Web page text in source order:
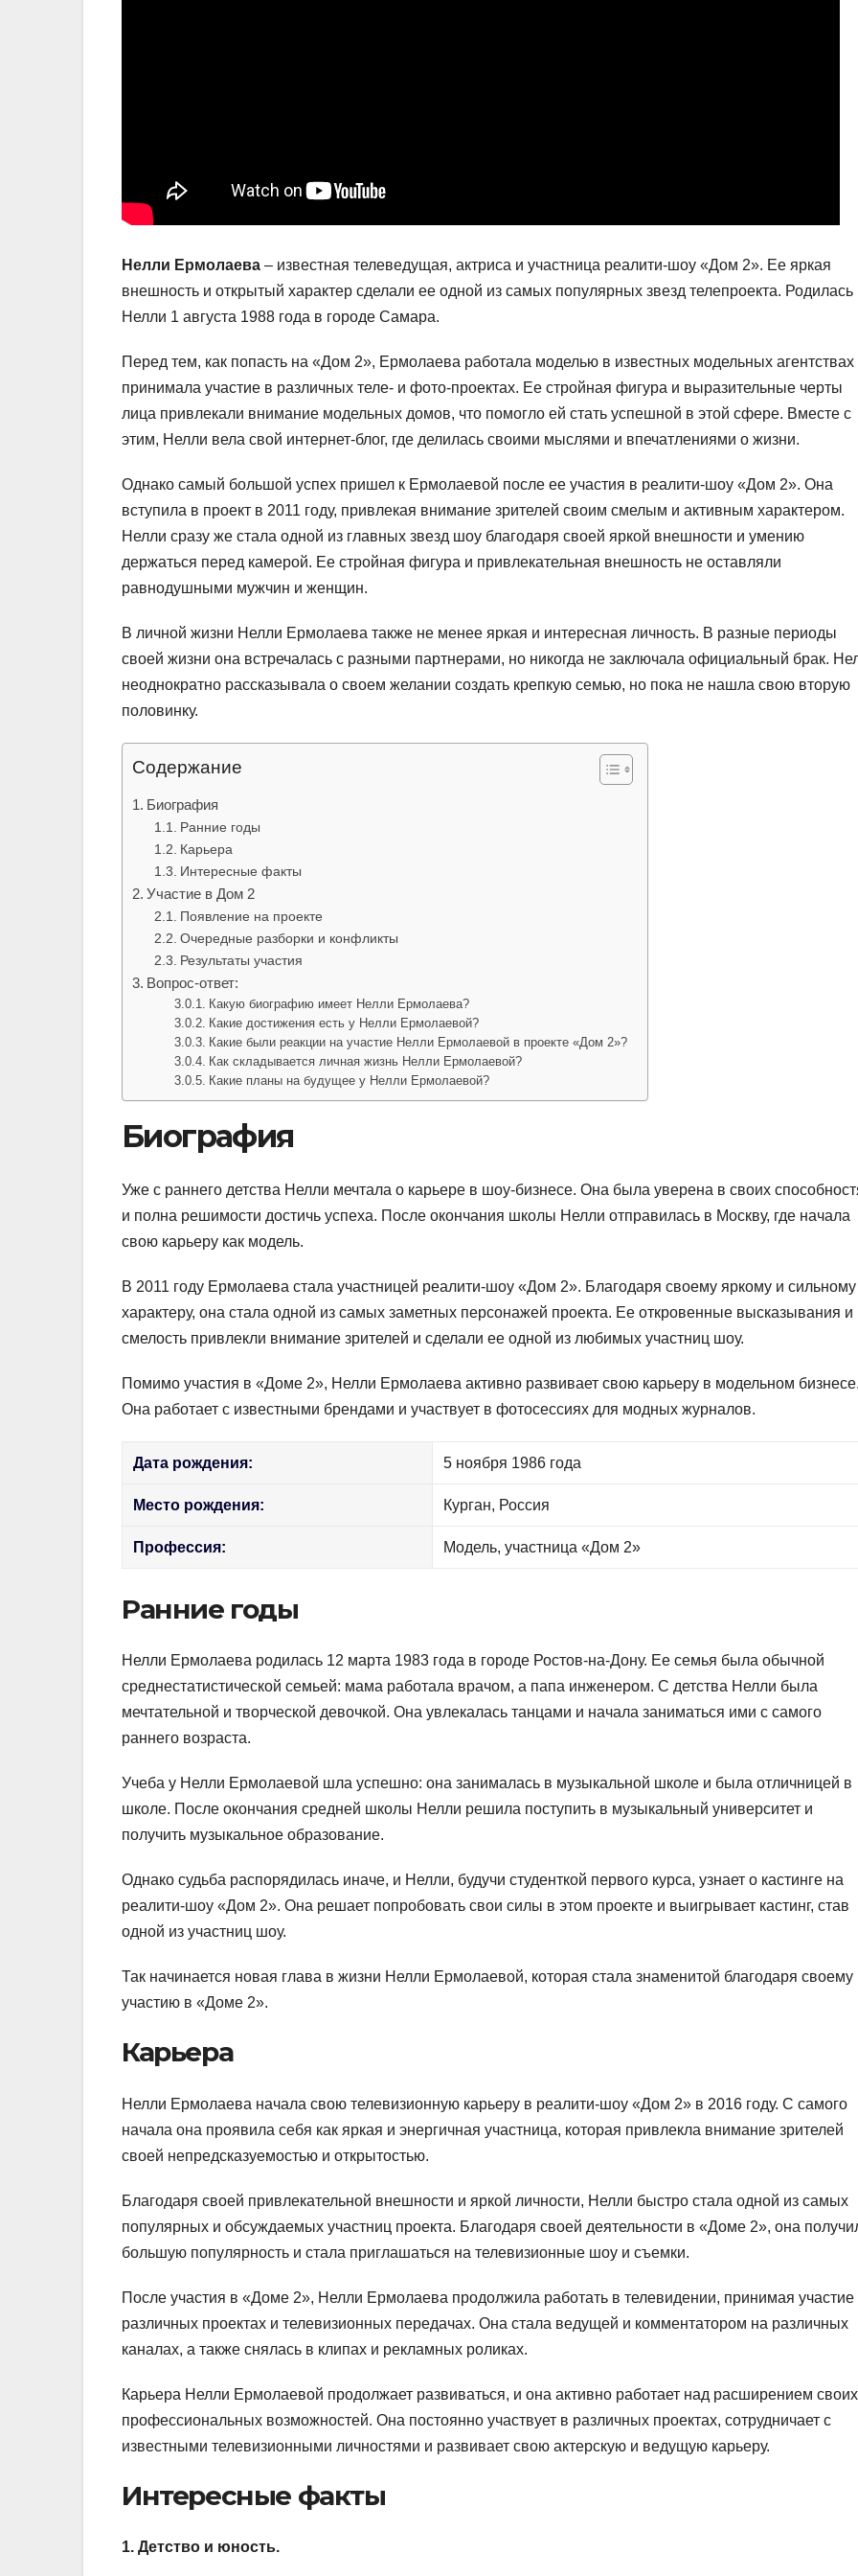
Нелли Ермолаева – известная телеведущая, актриса и участница реалити-шоу «Дом 2». Ее яркая
внешность и открытый характер сделали ее одной из самых популярных звезд телепроекта. Родилась
Нелли 1 августа 1988 года в городе Самара.
Перед тем, как попасть на «Дом 2», Ермолаева работала моделью в известных модельных агентствах
принимала участие в различных теле- и фото-проектах. Ее стройная фигура и выразительные черты
лица привлекали внимание модельных домов, что помогло ей стать успешной в этой сфере. Вместе с
этим, Нелли вела свой интернет-блог, где делилась своими мыслями и впечатлениями о жизни.
Однако самый большой успех пришел к Ермолаевой после ее участия в реалити-шоу «Дом 2». Она
вступила в проект в 2011 году, привлекая внимание зрителей своим смелым и активным характером.
Нелли сразу же стала одной из главных звезд шоу благодаря своей яркой внешности и умению
держаться перед камерой. Ее стройная фигура и привлекательная внешность не оставляли
равнодушными мужчин и женщин.
В личной жизни Нелли Ермолаева также не менее яркая и интересная личность. В разные периоды
своей жизни она встречалась с разными партнерами, но никогда не заключала официальный брак.
неоднократно рассказывала о своем желании создать крепкую семью, но пока не нашла свою вторую
половинку.
Содержание
Биография
Ранние годы
Карьера
Интересные факты
Участие в Дом 2
Появление на проекте
Очередные разборки и конфликты
Результаты участия
Вопрос-ответ:
Какую биографию имеет Нелли Ермолаева?
Какие достижения есть у Нелли Ермолаевой?
Какие были реакции на участие Нелли Ермолаевой в проекте «Дом 2»?
Как складывается личная жизнь Нелли Ермолаевой?
Какие планы на будущее у Нелли Ермолаевой?
Биография
Уже с раннего детства Нелли мечтала о карьере в шоу-бизнесе. Она была уверена в своих
и полна решимости достичь успеха. После окончания школы Нелли отправилась в Москву, где начала
свою карьеру как модель.
В 2011 году Ермолаева стала участницей реалити-шоу «Дом 2». Благодаря своему яркому и сильному
характеру, она стала одной из самых заметных персонажей проекта. Ее откровенные высказывания и
смелость привлекли внимание зрителей и сделали ее одной из любимых участниц шоу.
Помимо участия в «Доме 2», Нелли Ермолаева активно развивает свою карьеру в модельном
Она работает с известными брендами и участвует в фотосессиях для модных журналов.
Дата рождения: 5 ноября 1986 года
Место рождения: Курган, Россия
Профессия: Модель, участница «Дом 2»
Ранние годы
Нелли Ермолаева родилась 12 марта 1983 года в городе Ростов-на-Дону. Ее семья была обычной
среднестатистической семьей: мама работала врачом, а папа инженером. С детства Нелли была
мечтательной и творческой девочкой. Она увлекалась танцами и начала заниматься ими с самого
раннего возраста.
Учеба у Нелли Ермолаевой шла успешно: она занималась в музыкальной школе и была отличницей в
школе. После окончания средней школы Нелли решила поступить в музыкальный университет и
получить музыкальное образование.
Однако судьба распорядилась иначе, и Нелли, будучи студенткой первого курса, узнает о кастинге на
реалити-шоу «Дом 2». Она решает попробовать свои силы в этом проекте и выигрывает кастинг, став
одной из участниц шоу.
Так начинается новая глава в жизни Нелли Ермолаевой, которая стала знаменитой благодаря своему
участию в «Доме 2».
Карьера
Нелли Ермолаева начала свою телевизионную карьеру в реалити-шоу «Дом 2» в 2016 году. С самого
начала она проявила себя как яркая и энергичная участница, которая привлекла внимание зрителей
своей непредсказуемостью и открытостью.
Благодаря своей привлекательной внешности и яркой личности, Нелли быстро стала одной из самых
популярных и обсуждаемых участниц проекта. Благодаря своей деятельности в «Доме 2», она
большую популярность и стала приглашаться на телевизионные шоу и съемки.
После участия в «Доме 2», Нелли Ермолаева продолжила работать в телевидении, принимая участие
различных проектах и телевизионных передачах. Она стала ведущей и комментатором на различных
каналах, а также снялась в клипах и рекламных роликах.
Карьера Нелли Ермолаевой продолжает развиваться, и она активно работает над расширением своих
профессиональных возможностей. Она постоянно участвует в различных проектах, сотрудничает с
известными телевизионными личностями и развивает свою актерскую и ведущую карьеру.
Интересные факты
1. Детство и юность.